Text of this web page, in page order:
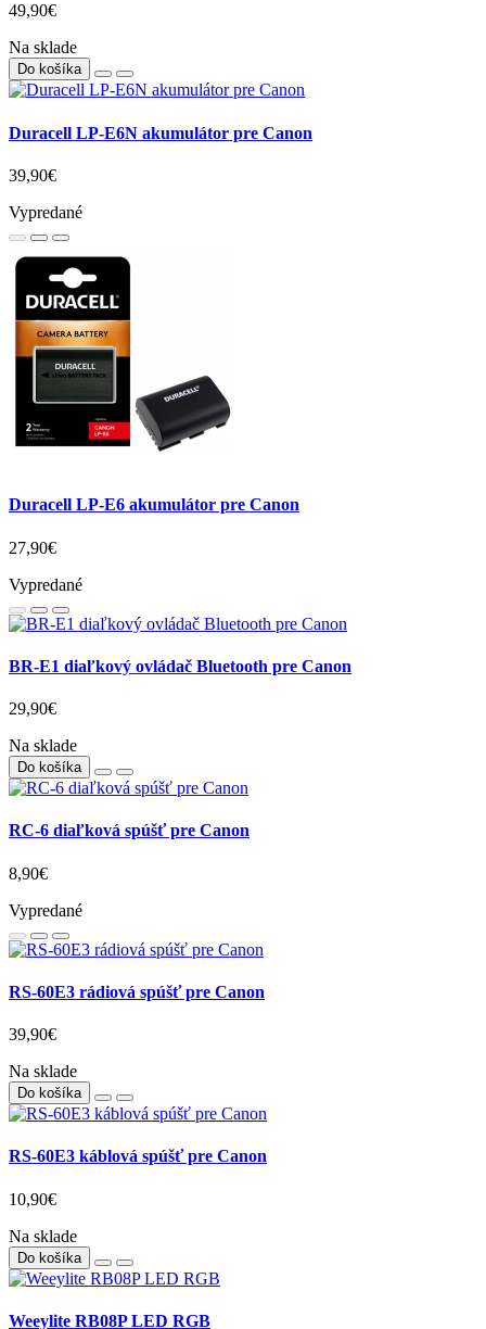
49,90€
Na sklade
Do košíka
Duracell LP-E6N akumulátor pre Canon
39,90€
Vypredané
Duracell LP-E6 akumulátor pre Canon
27,90€
Vypredané
BR-E1 diaľkový ovládač Bluetooth pre Canon
29,90€
Na sklade
Do košíka
RC-6 diaľková spúšť pre Canon
8,90€
Vypredané
RS-60E3 rádiová spúšť pre Canon
39,90€
Na sklade
Do košíka
RS-60E3 káblová spúšť pre Canon
10,90€
Na sklade
Do košíka
Weeylite RB08P LED RGB